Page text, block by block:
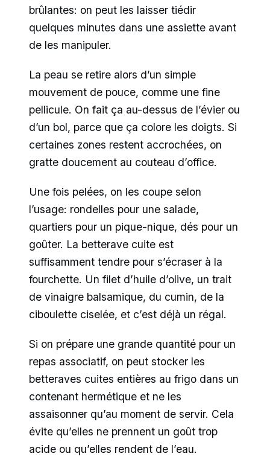
brûlantes: on peut les laisser tiédir
quelques minutes dans une assiette avant
de les manipuler.
La peau se retire alors d’un simple
mouvement de pouce, comme une fine
pellicule. On fait ça au-dessus de l’évier ou
d’un bol, parce que ça colore les doigts. Si
certaines zones restent accrochées, on
gratte doucement au couteau d’office.
Une fois pelées, on les coupe selon
l’usage: rondelles pour une salade,
quartiers pour un pique-nique, dés pour un
goûter. La betterave cuite est
suffisamment tendre pour s’écraser à la
fourchette. Un filet d’huile d’olive, un trait
de vinaigre balsamique, du cumin, de la
ciboulette ciselée, et c’est déjà un régal.
Si on prépare une grande quantité pour un
repas associatif, on peut stocker les
betteraves cuites entières au frigo dans un
contenant hermétique et ne les
assaisonner qu’au moment de servir. Cela
évite qu’elles ne prennent un goût trop
acide ou qu’elles rendent de l’eau.